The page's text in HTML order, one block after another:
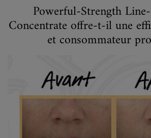
Powerful-Strength
Concentrate offre-t-il une
et consommateur